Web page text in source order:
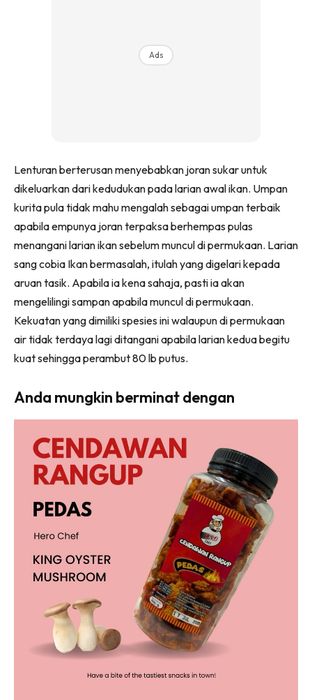
Ads
Lenturan berterusan menyebabkan joran sukar untuk
dikeluarkan dari kedudukan pada larian awal ikan. Umpan
kurita pula tidak mahu mengalah sebagai umpan terbaik
apabila empunya joran terpaksa berhempas pulas
menangani larian ikan sebelum muncul di permukaan. Larian
sang cobia Ikan bermasalah, itulah yang digelari kepada
aruan tasik. Apabila ia kena sahaja, pasti ia akan
mengelilingi sampan apabila muncul di permukaan.
Kekuatan yang dimiliki spesies ini walaupun di permukaan
air tidak terdaya lagi ditangani apabila larian kedua begitu
kuat sehingga perambut 80 lb putus.
Anda mungkin berminat dengan